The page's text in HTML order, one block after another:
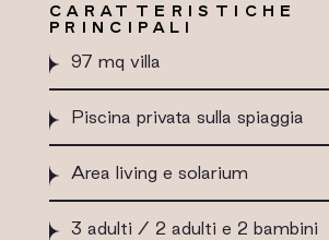
CARATTERISTICHE
PRINCIPALI
97 mq villa
Piscina privata sulla spiaggia
Area living e solarium
3 adulti / 2 adulti e 2 bambini